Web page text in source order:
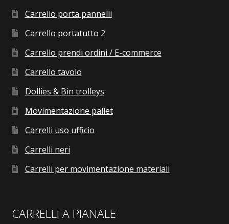
Carrello porta pannelli
Carrello portatutto 2
Carrello prendi ordini / E-commerce
Carrello tavolo
Dollies & Bin trolleys
Movimentazione pallet
Carrelli uso ufficio
Carrelli neri
Carrelli per movimentazione materiali
CARRELLI A PIANALE